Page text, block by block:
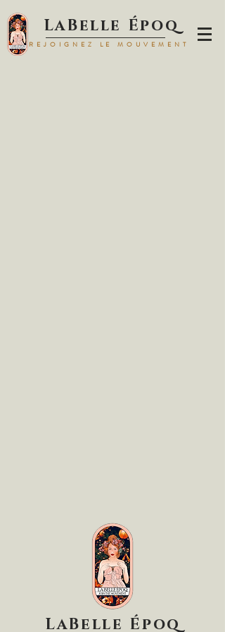
LaBelle Époq
REJOIGNEZ LE MOUVEMENT
LaBelle Époq